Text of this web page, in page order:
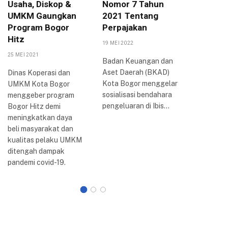
Usaha, Diskop &
UMKM Gaungkan
Program Bogor
Hitz
25 MEI 2021
Dinas Koperasi dan
UMKM Kota Bogor
menggeber program
Bogor Hitz demi
meningkatkan daya
beli masyarakat dan
kualitas pelaku UMKM
ditengah dampak
pandemi covid-19.
Nomor 7 Tahun
2021 Tentang
Perpajakan
19 MEI 2022
Badan Keuangan dan
Aset Daerah (BKAD)
Kota Bogor menggelar
sosialisasi bendahara
pengeluaran di Ibis…